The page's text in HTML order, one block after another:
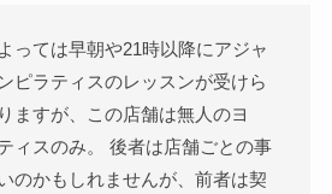
っては早朝や21時以降にアジャ
ピラティスのレッスンが受けら
ますが、この店舗は無人のヨ
ィスのみ。 後者は店舗ごとの事
のかもしれませんが、前者は契